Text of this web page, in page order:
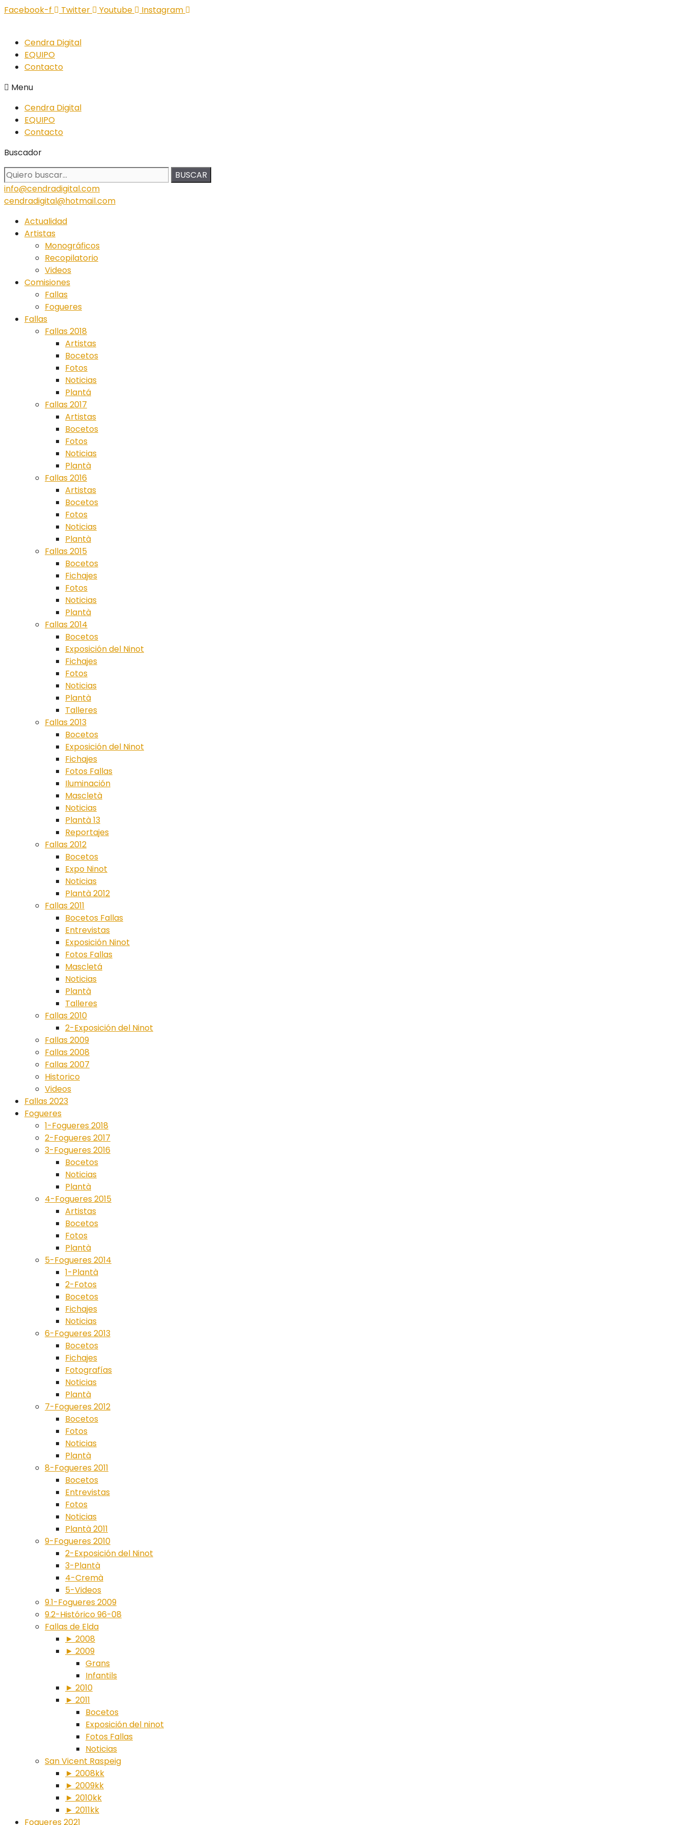
Facebook-f Twitter Youtube Instagram
Cendra Digital
EQUIPO
Contacto
Menu
Cendra Digital
EQUIPO
Contacto
Buscador
BUSCAR
info@cendradigital.com
cendradigital@hotmail.com
Actualidad
Artistas
Monográficos
Recopilatorio
Videos
Comisiones
Fallas
Fogueres
Fallas
Fallas 2018
Artistas
Bocetos
Fotos
Noticias
Plantá
Fallas 2017
Artistas
Bocetos
Fotos
Noticias
Plantà
Fallas 2016
Artistas
Bocetos
Fotos
Noticias
Plantà
Fallas 2015
Bocetos
Fichajes
Fotos
Noticias
Plantà
Fallas 2014
Bocetos
Exposición del Ninot
Fichajes
Fotos
Noticias
Plantà
Talleres
Fallas 2013
Bocetos
Exposición del Ninot
Fichajes
Fotos Fallas
Iluminación
Mascletà
Noticias
Plantà 13
Reportajes
Fallas 2012
Bocetos
Expo Ninot
Noticias
Plantà 2012
Fallas 2011
Bocetos Fallas
Entrevistas
Exposición Ninot
Fotos Fallas
Mascletá
Noticias
Plantà
Talleres
Fallas 2010
2-Exposición del Ninot
Fallas 2009
Fallas 2008
Fallas 2007
Historico
Videos
Fallas 2023
Fogueres
1-Fogueres 2018
2-Fogueres 2017
3-Fogueres 2016
Bocetos
Noticias
Plantà
4-Fogueres 2015
Artistas
Bocetos
Fotos
Plantà
5-Fogueres 2014
1-Plantà
2-Fotos
Bocetos
Fichajes
Noticias
6-Fogueres 2013
Bocetos
Fichajes
Fotografías
Noticias
Plantà
7-Fogueres 2012
Bocetos
Fotos
Noticias
Plantà
8-Fogueres 2011
Bocetos
Entrevistas
Fotos
Noticias
Plantà 2011
9-Fogueres 2010
2-Exposición del Ninot
3-Plantà
4-Cremà
5-Videos
9.1-Fogueres 2009
9.2-Histórico 96-08
Fallas de Elda
► 2008
► 2009
Grans
Infantils
► 2010
► 2011
Bocetos
Exposición del ninot
Fotos Fallas
Noticias
San Vicent Raspeig
► 2008kk
► 2009kk
► 2010kk
► 2011kk
Fogueres 2021